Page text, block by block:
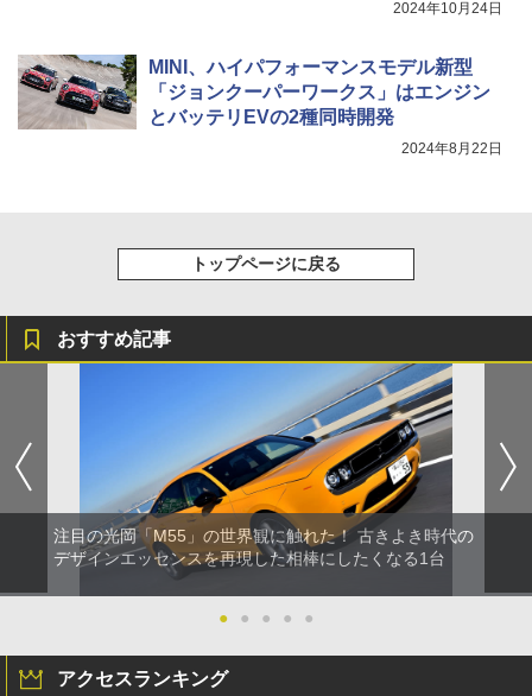
2024年10月24日
MINI、ハイパフォーマンスモデル新型
「ジョンクーパーワークス」はエンジン
とバッテリEVの2種同時開発
2024年8月22日
トップページに戻る
おすすめ記事
注目の光岡「M55」の世界観に触れた！ 古きよき時代の
デザインエッセンスを再現した相棒にしたくなる1台
● ● ● ● ●
アクセスランキング